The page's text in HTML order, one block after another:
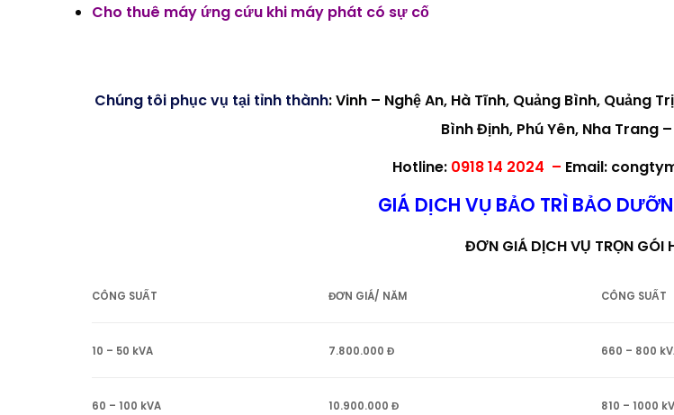
Cho thuê máy ứng cứu khi máy phát có sự cố
Chúng tôi phục vụ tại tỉnh thành: Vinh – Nghệ An, Hà Tĩnh, Quảng Bình, Quảng
Bình Định, Phú Yên, Nha Trang
Hotline: 0918 14 2024 – Email:
GIÁ DỊCH VỤ BẢO TRÌ BẢO
ĐƠN GIÁ DỊCH VỤ TRỌN GÓI
CÔNG SUẤT ĐƠN GIÁ/ NĂM CÔNG SUẤT
10 – 50 kVA 7.800.000 Đ 660 – 800
60 – 100 kVA 10.900.000 Đ 810 – 1000